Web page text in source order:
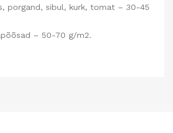
porgand, sibul, kurk, tomat – 30-45
– 50-70 g/m2.